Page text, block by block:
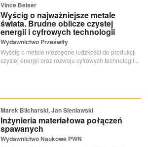
Vince Beiser
Wyścig o najważniejsze metale
świata. Brudne oblicze czystej
energii i cyfrowych technologii
Wydawnictwo Prześwity
Wyścig o metale niezbędne ludzkości do produkcji
czystej energii oraz rozwoju cyfrowych technologii...
Marek Blicharski, Jan Sieniawski
Inżynieria materiałowa połączeń
spawanych
Wydawnictwo Naukowe PWN